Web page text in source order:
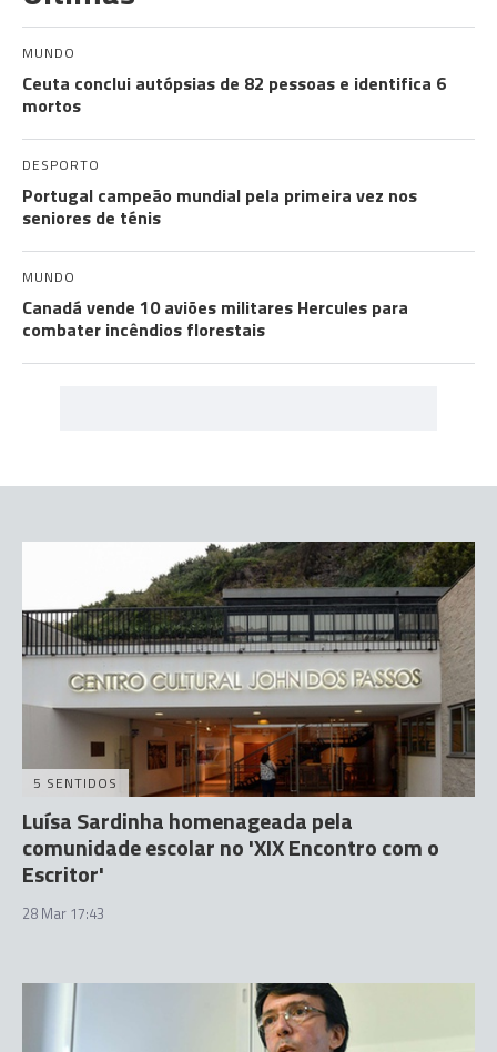
MUNDO
Ceuta conclui autópsias de 82 pessoas e identifica 6
mortos
DESPORTO
Portugal campeão mundial pela primeira vez nos
seniores de ténis
MUNDO
Canadá vende 10 aviões militares Hercules para
combater incêndios florestais
5 SENTIDOS
Luísa Sardinha homenageada pela
comunidade escolar no 'XIX Encontro com o
Escritor'
28 Mar 17:43